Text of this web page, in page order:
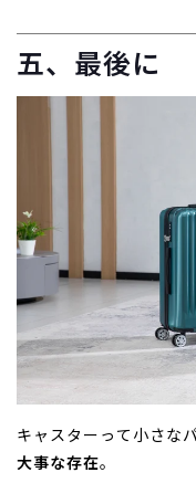
五、最後に
キャスターって小さな
大事な存在。